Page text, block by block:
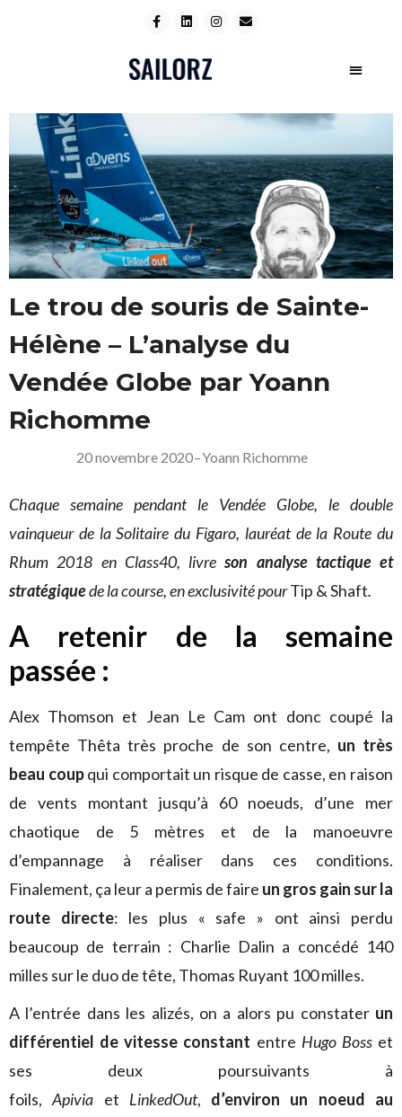
Le trou de souris de Sainte-
Hélène – L’analyse du
Vendée Globe par Yoann
Richomme
20 novembre 2020–Yoann Richomme
Chaque semaine pendant le Vendée Globe, le double
vainqueur de la Solitaire du Figaro, lauréat de la Route du
Rhum 2018 en Class40, livreson analyse tactique et
stratégiquede la course, en exclusivité pourTip & Shaft.
A retenir de la semaine
passée :
Alex Thomson et Jean Le Cam ont donc coupé la
tempête Thêta très proche de son centre, un très
beau coupqui comportait un risque de casse, en raison
de vents montant jusqu’à 60 noeuds, d’une mer
chaotique de 5 mètres et de la manoeuvre
d’empannage à réaliser dans ces conditions.
Finalement, ça leur a permis de faire un gros gain sur la
route directe: les plus « safe » ont ainsi perdu
beaucoup de terrain : Charlie Dalin a concédé 140
milles sur le duo de tête, Thomas Ruyant 100 milles.
A l’entrée dans les alizés, on a alors pu constater un
différentiel de vitesse constant entre Hugo Bosset
ses deux poursuivants à
foils,Apivia et LinkedOut, d’environ un noeud au